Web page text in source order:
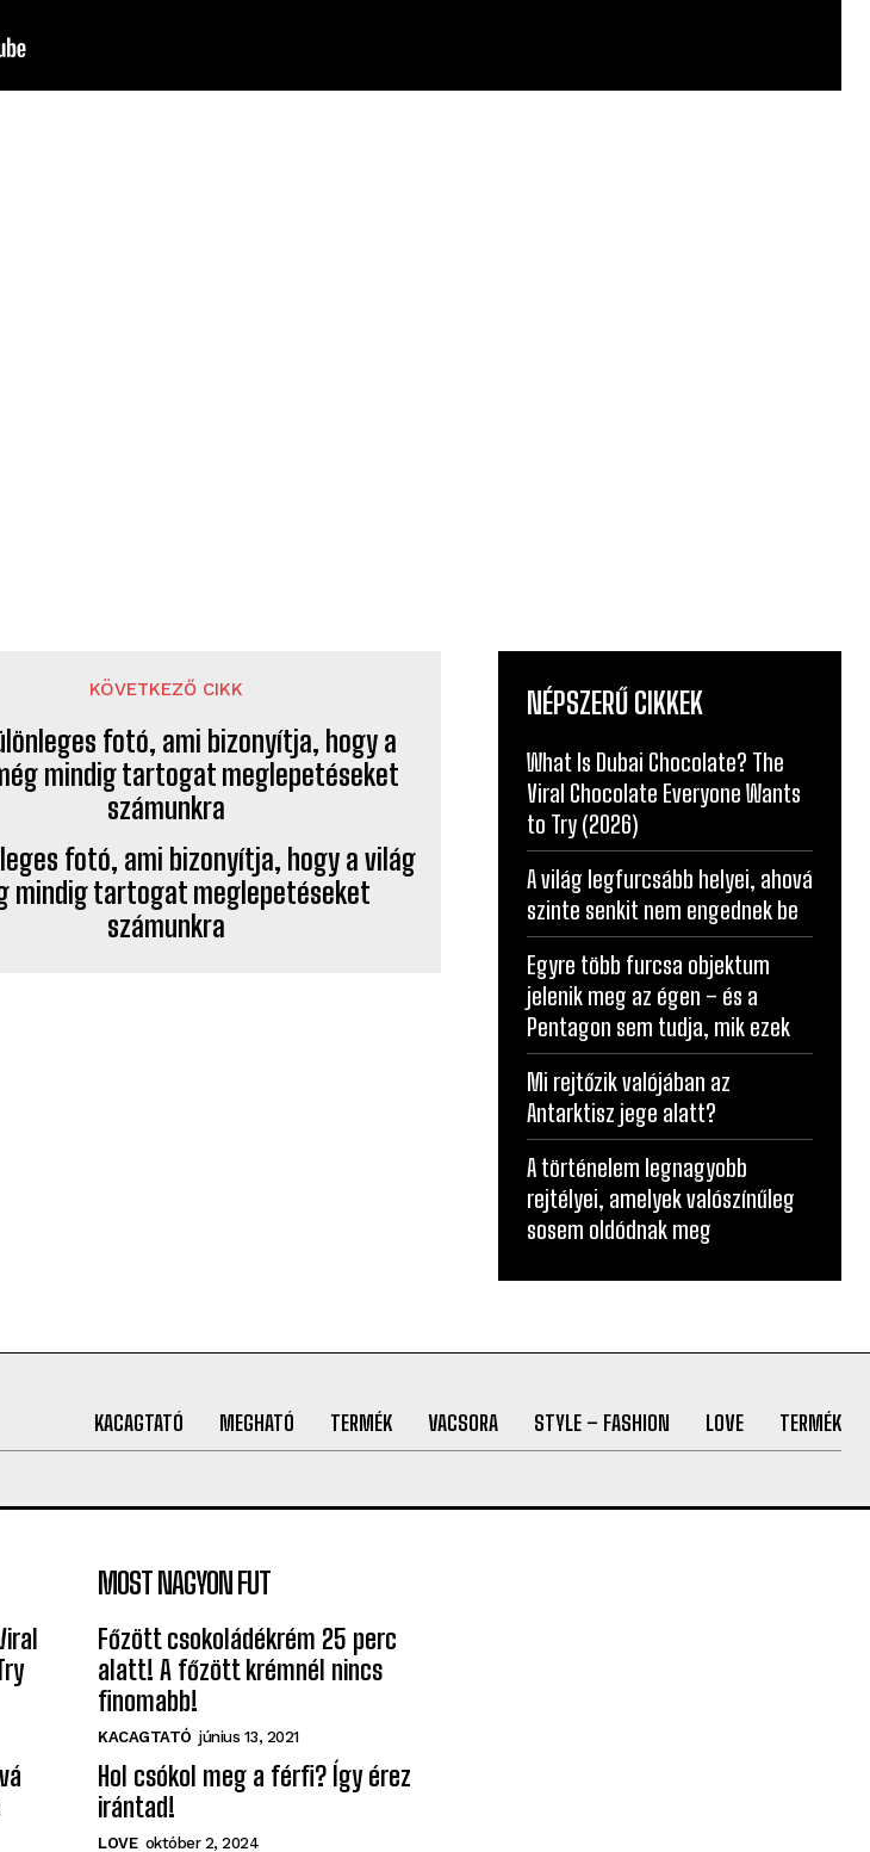
KÖVETKEZŐ CIKK
fotó, ami bizonyítja, hogy a világ
mindig tartogat meglepetéseket
számunkra
NÉPSZERŰ CIKKEK
What Is Dubai Chocolate? The
Viral Chocolate Everyone Wants
to Try (2026)
A világ legfurcsább helyei, ahová
szinte senkit nem engednek be
Egyre több furcsa objektum
jelenik meg az égen – és a
Pentagon sem tudja, mik ezek
Mi rejtőzik valójában az
Antarktisz jege alatt?
A történelem legnagyobb
rejtélyei, amelyek valószínűleg
sosem oldódnak meg
KACAGTATÓ MEGHATÓ TERMÉK VACSORA STYLE – FASHION LOVE TERMÉK
MOST NAGYON FUT
Főzött csokoládékrém 25 perc
alatt! A főzött krémnél nincs
finomabb!
KACAGTATÓ június 13, 2021
Hol csókol meg a férfi? Így érez
irántad!
LOVE október 2, 2024